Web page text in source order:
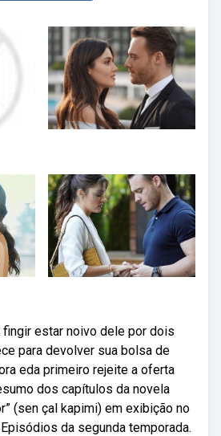
estar noivo dele por dois
para devolver sua bolsa de
eda primeiro rejeite a oferta
dos capítulos da novela
(sen çal kapimi) em exibição no
da segunda temporada.